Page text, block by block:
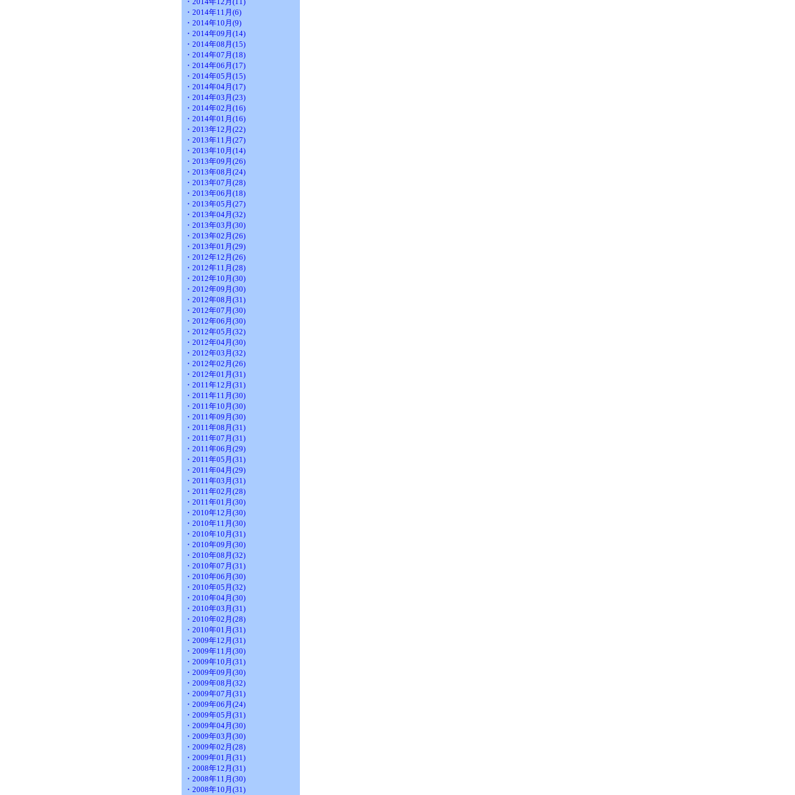
・2014年11月(6)
・2014年10月(9)
・2014年09月(14)
・2014年08月(15)
・2014年07月(18)
・2014年06月(17)
・2014年05月(15)
・2014年04月(17)
・2014年03月(23)
・2014年02月(16)
・2014年01月(16)
・2013年12月(22)
・2013年11月(27)
・2013年10月(14)
・2013年09月(26)
・2013年08月(24)
・2013年07月(28)
・2013年06月(18)
・2013年05月(27)
・2013年04月(32)
・2013年03月(30)
・2013年02月(26)
・2013年01月(29)
・2012年12月(26)
・2012年11月(28)
・2012年10月(30)
・2012年09月(30)
・2012年08月(31)
・2012年07月(30)
・2012年06月(30)
・2012年05月(32)
・2012年04月(30)
・2012年03月(32)
・2012年02月(26)
・2012年01月(31)
・2011年12月(31)
・2011年11月(30)
・2011年10月(30)
・2011年09月(30)
・2011年08月(31)
・2011年07月(31)
・2011年06月(29)
・2011年05月(31)
・2011年04月(29)
・2011年03月(31)
・2011年02月(28)
・2011年01月(30)
・2010年12月(30)
・2010年11月(30)
・2010年10月(31)
・2010年09月(30)
・2010年08月(32)
・2010年07月(31)
・2010年06月(30)
・2010年05月(32)
・2010年04月(30)
・2010年03月(31)
・2010年02月(28)
・2010年01月(31)
・2009年12月(31)
・2009年11月(30)
・2009年10月(31)
・2009年09月(30)
・2009年08月(32)
・2009年07月(31)
・2009年06月(24)
・2009年05月(31)
・2009年04月(30)
・2009年03月(30)
・2009年02月(28)
・2009年01月(31)
・2008年12月(31)
・2008年11月(30)
・2008年10月(31)